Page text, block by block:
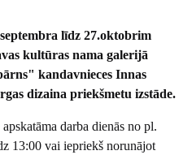
līdz 27.oktobrim
kultūras nama galerijā
kandavnieces Innas
dizaina priekšmetu izstāde.
apskatāma darba dienās no pl.
13:00 vai iepriekš norunājot